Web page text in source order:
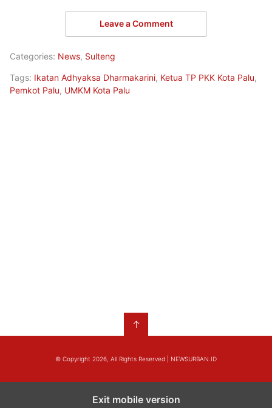
Leave a Comment
Categories: News, Sulteng
Tags: Ikatan Adhyaksa Dharmakarini, Ketua TP PKK Kota Palu,
Pemkot Palu, UMKM Kota Palu
↑
© Copyright 2026, All Rights Reserved | NEWSURBAN.ID
Exit mobile version